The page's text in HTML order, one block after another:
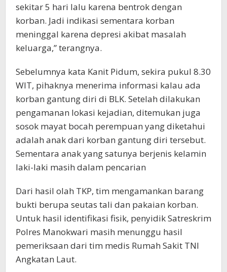
sekitar 5 hari lalu karena bentrok dengan
korban. Jadi indikasi sementara korban
meninggal karena depresi akibat masalah
keluarga,” terangnya.
Sebelumnya kata Kanit Pidum, sekira pukul 8.30
WIT, pihaknya menerima informasi kalau ada
korban gantung diri di BLK. Setelah dilakukan
pengamanan lokasi kejadian, ditemukan juga
sosok mayat bocah perempuan yang diketahui
adalah anak dari korban gantung diri tersebut.
Sementara anak yang satunya berjenis kelamin
laki-laki masih dalam pencarian
Dari hasil olah TKP, tim mengamankan barang
bukti berupa seutas tali dan pakaian korban.
Untuk hasil identifikasi fisik, penyidik Satreskrim
Polres Manokwari masih menunggu hasil
pemeriksaan dari tim medis Rumah Sakit TNI
Angkatan Laut.